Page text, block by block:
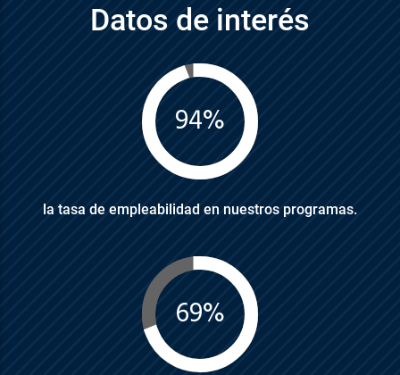
Datos de interés
94%
la tasa de empleabilidad en nuestros programas.
69%